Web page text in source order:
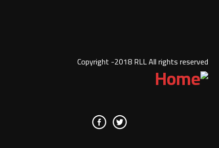
Copyright -2018 RLL All rights reserved